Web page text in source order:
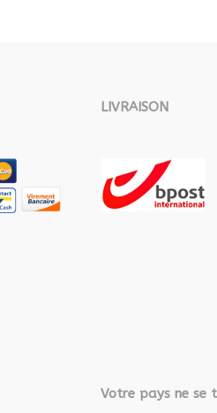
LIVRAISON
Votre pays ne se